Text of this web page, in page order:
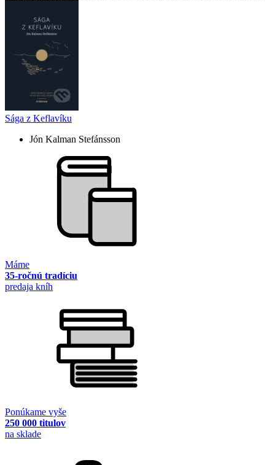
Sága z Keflavíku
Jón Kalman Stefánsson
Máme
35-ročnú tradíciu
predaja kníh
Ponúkame vyše
250 000 titulov
na sklade